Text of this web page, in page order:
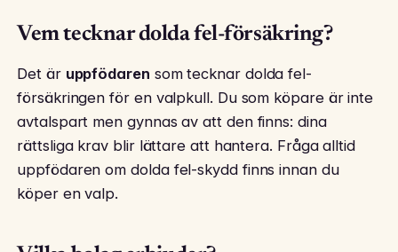
Vem tecknar dolda fel-försäkring?
Det är uppfödaren som tecknar dolda fel-
försäkringen för en valpkull. Du som köpare är inte
avtalspart men gynnas av att den finns: dina
rättsliga krav blir lättare att hantera. Fråga alltid
uppfödaren om dolda fel-skydd finns innan du
köper en valp.